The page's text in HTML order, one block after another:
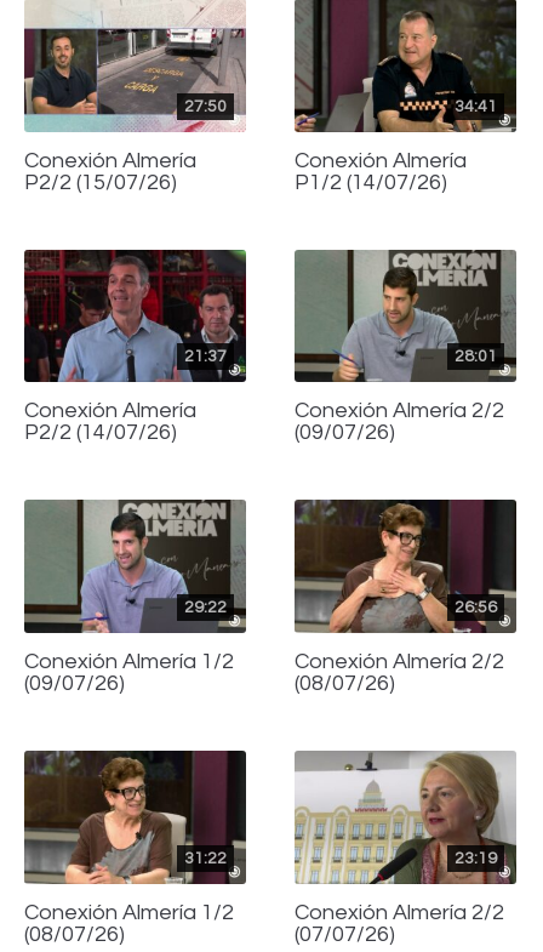
27:50
Conexión Almería
P2/2 (15/07/26)
34:41
Conexión Almería
P1/2 (14/07/26)
21:37
Conexión Almería
P2/2 (14/07/26)
28:01
Conexión Almería 2/2
(09/07/26)
29:22
Conexión Almería 1/2
(09/07/26)
26:56
Conexión Almería 2/2
(08/07/26)
31:22
Conexión Almería 1/2
(08/07/26)
23:19
Conexión Almería 2/2
(07/07/26)